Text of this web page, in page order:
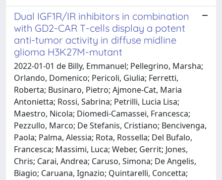
Dual IGF1R/IR inhibitors in combination
with GD2-CAR T-cells display a potent
anti-tumor activity in diffuse midline
glioma H3K27M-mutant
2022-01-01 de Billy, Emmanuel; Pellegrino, Marsha;
Orlando, Domenico; Pericoli, Giulia; Ferretti,
Roberta; Businaro, Pietro; Ajmone-Cat, Maria
Antonietta; Rossi, Sabrina; Petrilli, Lucia Lisa;
Maestro, Nicola; Diomedi-Camassei, Francesca;
Pezzullo, Marco; De Stefanis, Cristiano; Bencivenga,
Paola; Palma, Alessia; Rota, Rossella; Del Bufalo,
Francesca; Massimi, Luca; Weber, Gerrit; Jones,
Chris; Carai, Andrea; Caruso, Simona; De Angelis,
Biagio; Caruana, Ignazio; Quintarelli, Concetta;